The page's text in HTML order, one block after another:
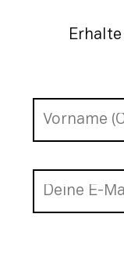
Newsletter-